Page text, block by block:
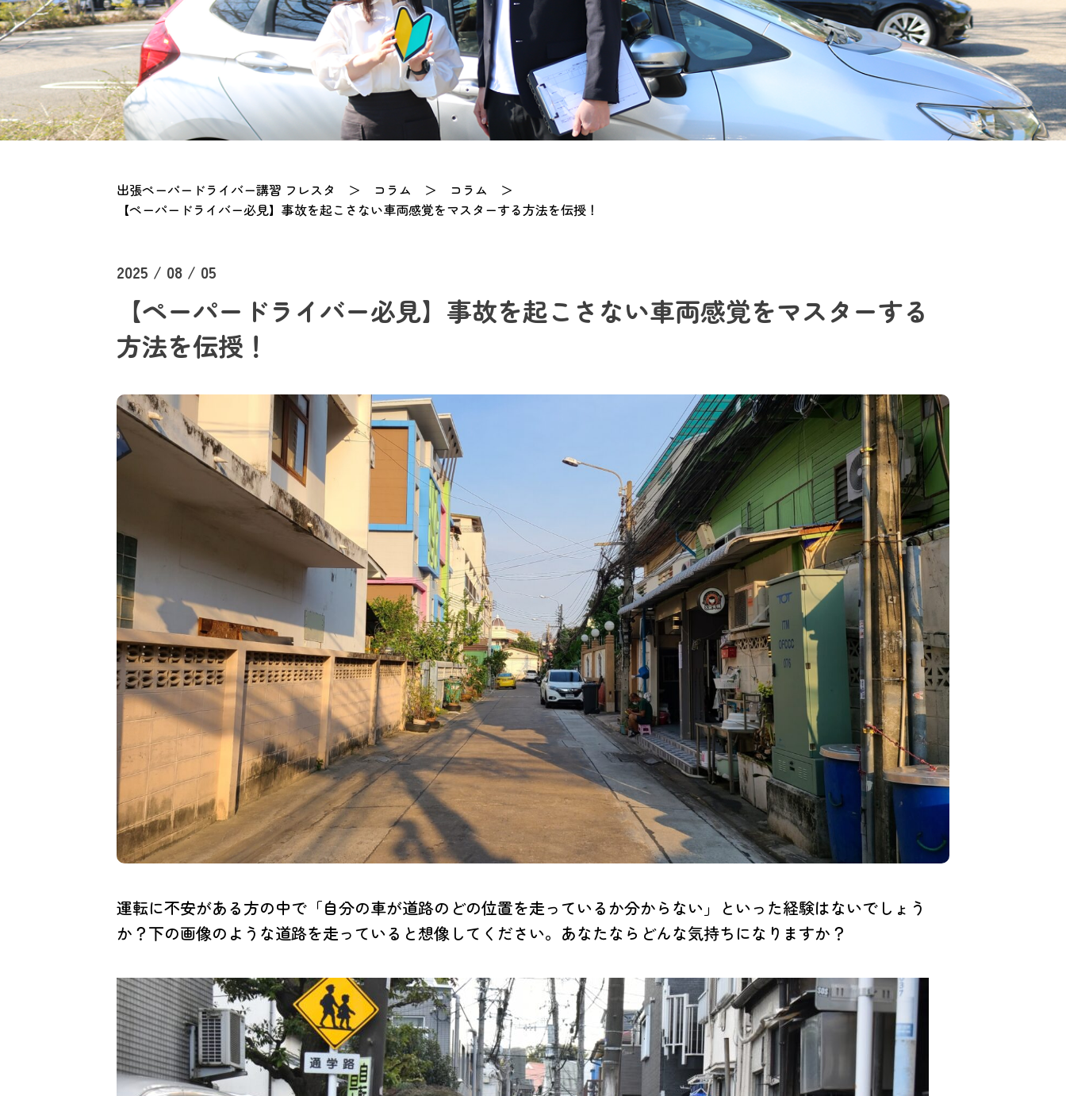
出張ペーパードライバー講習 フレスタ ＞ コラム ＞ コラム ＞
【ペーパードライバー必見】事故を起こさない車両感覚をマスターする方法を伝授！
2025 / 08 / 05
【ペーパードライバー必見】事故を起こさない車両感覚をマスターする
方法を伝授！
運転に不安がある方の中で「自分の車が道路のどの位置を走っているか分からない」といった経験はないでしょう
か？下の画像のような道路を走っていると想像してください。あなたならどんな気持ちになりますか？